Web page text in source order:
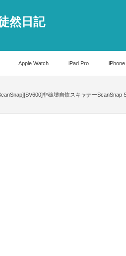
然日記
Apple Watch iPad Pro iPhone
非破壊自炊スキャナーScanSnap